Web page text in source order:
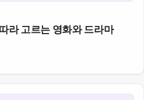
라 고르는 영화와 드라마